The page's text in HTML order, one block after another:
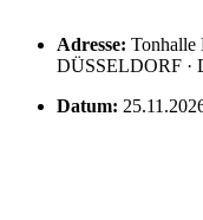
Adresse: Tonhalle
DÜSSELDORF ·
Datum: